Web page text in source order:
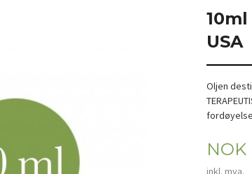
USA
Oljen
Pris
NOK
inkl. mva.